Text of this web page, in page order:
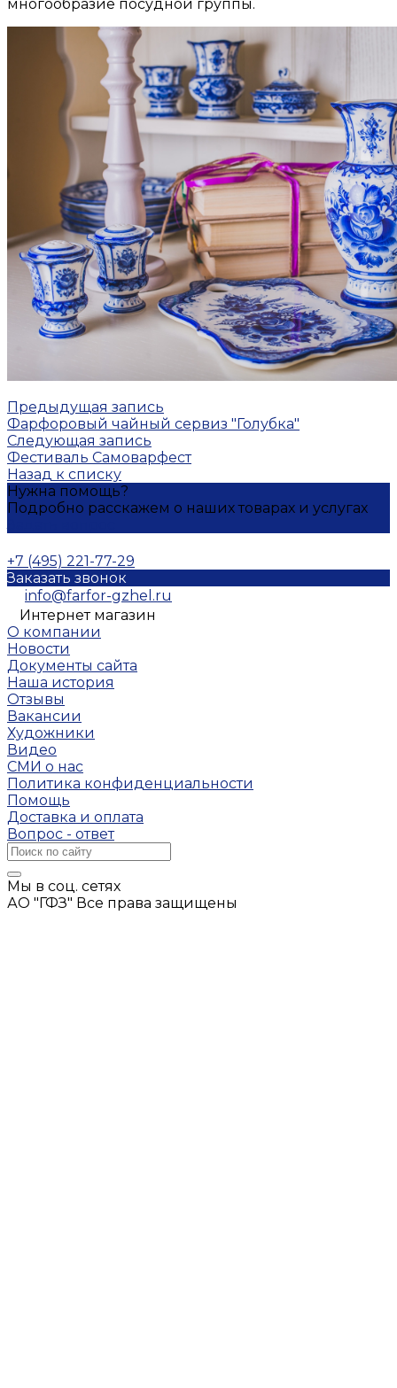
многообразие посудной группы.
Предыдущая запись
Фарфоровый чайный сервиз "Голубка"
Следующая запись
Фестиваль Самоварфест
Назад к списку
Нужна помощь?
Подробно расскажем о наших товарах и услугах
+7 (495) 221-77-29
Заказать звонок
info@farfor-gzhel.ru
Интернет магазин
О компании
Новости
Документы сайта
Наша история
Отзывы
Вакансии
Художники
Видео
СМИ о нас
Политика конфиденциальности
Помощь
Доставка и оплата
Вопрос - ответ
Мы в соц. сетях
АО "ГФЗ" Все права защищены